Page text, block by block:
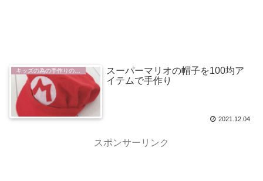
スーパーマリオの帽子を100均ア
イテムで手作り
2021.12.04
スポンサーリンク